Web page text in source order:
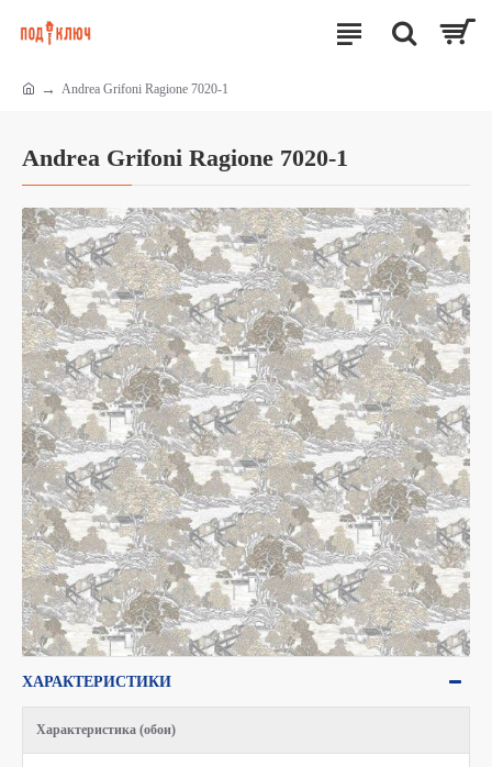
Andrea Grifoni Ragione 7020-1
Andrea Grifoni Ragione 7020-1
ХАРАКТЕРИСТИКИ
Характеристика (обои)